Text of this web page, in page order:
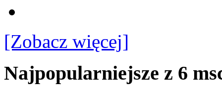
[Zobacz więcej]
Najpopularniejsze z 6